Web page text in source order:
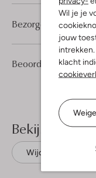
Wil je je
jouw
klacht
Beoordelingen (4)
Bezorgen &
Bekijk meer
Wijde broeken